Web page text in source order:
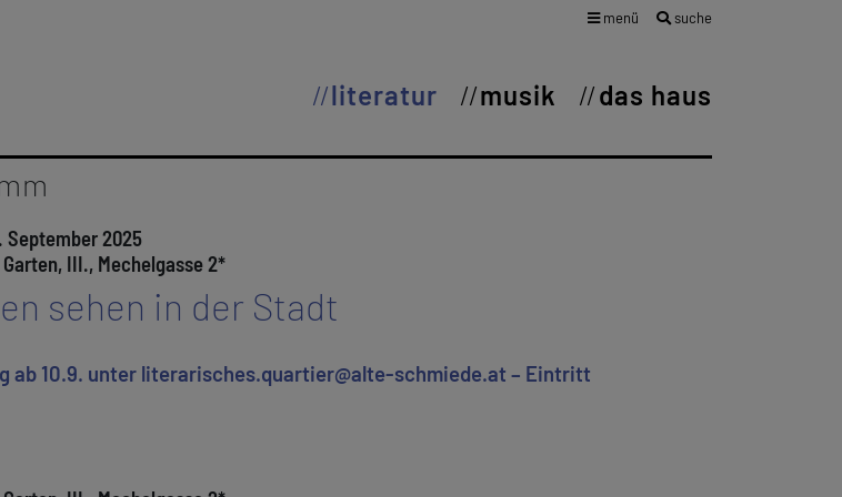
menü suche
literatur musik das haus
September 2025
III., Mechelgasse 2*
sehen in der Stadt
ab 10.9. unter literarisches.quartier@alte-schmiede.at – Eintritt